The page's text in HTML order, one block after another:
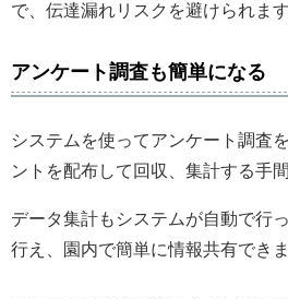
で、伝達漏れリスクを避けられます
アンケート調査も簡単になる
システムを使ってアンケート調査
ントを配布して回収、集計する手
データ集計もシステムが自動で行
行え、園内で簡単に情報共有できま